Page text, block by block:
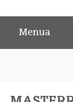
Menua